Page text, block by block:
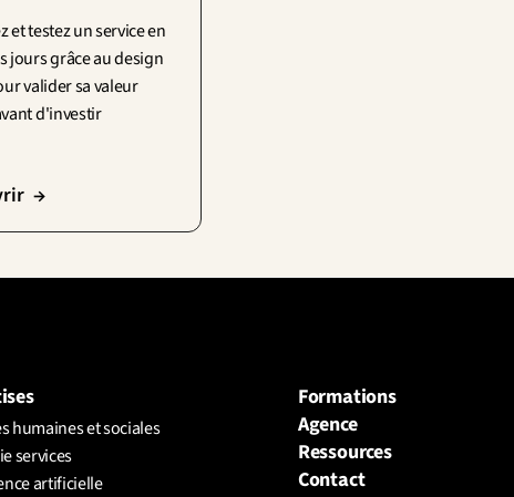
et testez un service en
jours grâce au design
valider sa valeur
d'investir
→
humaines et sociales
services
artificielle
Formations
Agence
Ressources
Contact